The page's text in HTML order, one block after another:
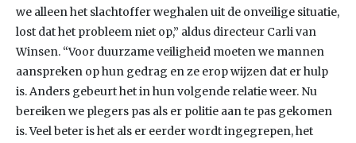
we alleen het slachtoffer weghalen uit de onveilige situatie,
lost dat het probleem niet op,” aldus directeur Carli van
Winsen. “Voor duurzame veiligheid moeten we mannen
aanspreken op hun gedrag en ze erop wijzen dat er hulp
is. Anders gebeurt het in hun volgende relatie weer. Nu
bereiken we plegers pas als er politie aan te pas gekomen
is. Veel beter is het als er eerder wordt ingegrepen, het